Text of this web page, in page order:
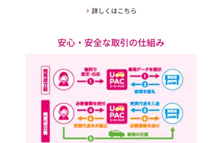
詳しくはこちら
安心・安全な取引の仕組み